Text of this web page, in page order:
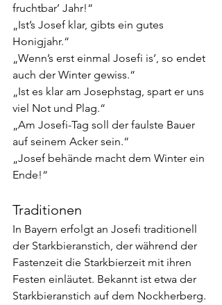
fruchtbar’ Jahr!“
„Ist’s Josef klar, gibts ein gutes
Honigjahr.“
„Wenn’s erst einmal Josefi is’, so endet
auch der Winter gewiss.“
„Ist es klar am Josephstag, spart er uns
viel Not und Plag.“
„Am Josefi-Tag soll der faulste Bauer
auf seinem Acker sein.“
„Josef behände macht dem Winter ein
Ende!“
Traditionen
In Bayern erfolgt an Josefi traditionell
der Starkbieranstich, der während der
Fastenzeit die Starkbierzeit mit ihren
Festen einläutet. Bekannt ist etwa der
Starkbieranstich auf dem Nockherberg.